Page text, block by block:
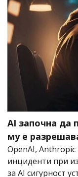
AI започна да
му е
OpenAI, Anthropic
инциденти при
за AI сигурност